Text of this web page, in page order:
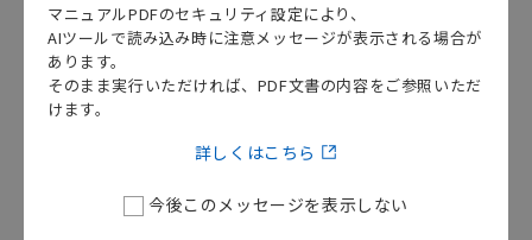
ユ
ニ
ッ
ザ
マニュアルPDFのセキュリティ設定により、
AIツールで読み込み時に注意メッセージが表示される場合が
あります。
そのまま実行いただければ、PDF文書の内容をご参照いただ
けます。
詳しくはこちら
今後このメッセージを表示しない